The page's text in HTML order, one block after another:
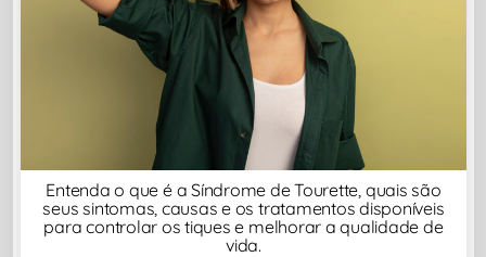
Entenda o que é a Síndrome de Tourette, quais são
seus sintomas, causas e os tratamentos disponíveis
para controlar os tiques e melhorar a qualidade de
vida.